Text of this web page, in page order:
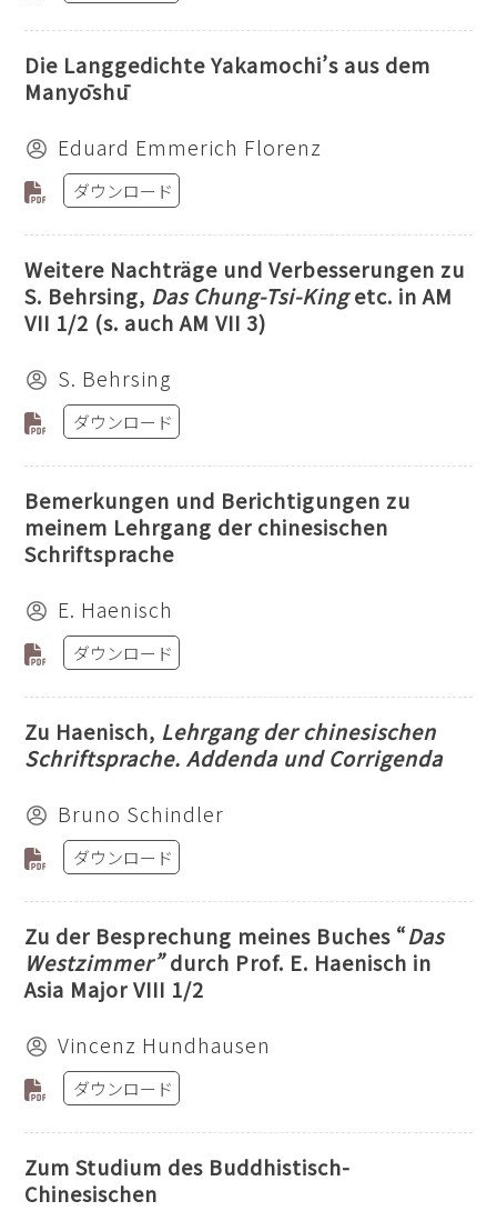
Die Langgedichte Yakamochi’s aus dem
Manyōshū
Eduard Emmerich Florenz
ダウンロード
Weitere Nachträge und Verbesserungen zu
S. Behrsing, Das Chung-Tsi-Kingetc. in AM
VII 1/2 (s. auch AM VII 3)
S. Behrsing
ダウンロード
Bemerkungen und Berichtigungen zu
meinem Lehrgang der chinesischen
Schriftsprache
E. Haenisch
ダウンロード
Zu Haenisch, Lehrgang der chinesischen
Schriftsprache. Addenda und Corrigenda
Bruno Schindler
ダウンロード
Zu der Besprechung meines Buches “Das
Westzimmer”durch Prof. E. Haenisch in
Asia Major VIII 1/2
Vincenz Hundhausen
ダウンロード
Zum Studium des Buddhistisch-
Chinesischen